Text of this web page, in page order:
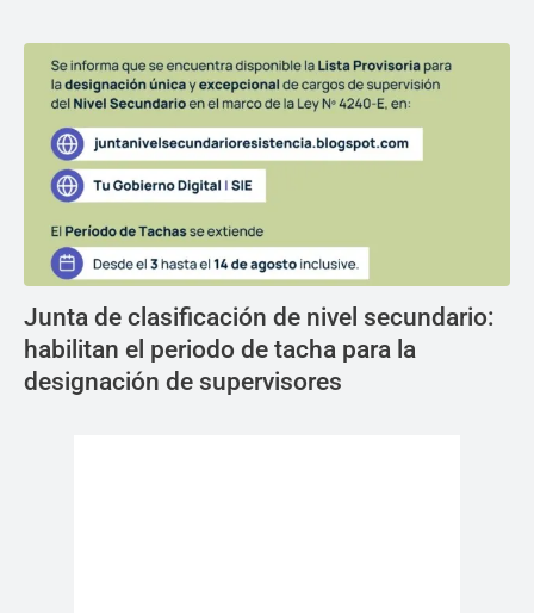
Junta de clasificación de nivel secundario:
habilitan el periodo de tacha para la
designación de supervisores